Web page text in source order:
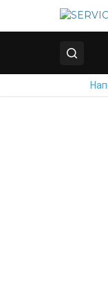
Главная